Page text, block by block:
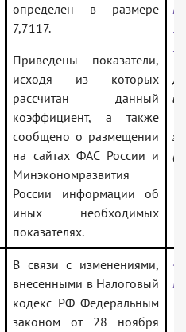
определен в размере
7,7117.
Приведены показатели,
исходя из которых
рассчитан данный
коэффициент, а также
сообщено о размещении
на сайтах ФАС России и
Минэкономразвития
России информации об
иных необходимых
показателях.
—
В связи с изменениями,
внесенными в Налоговый
кодекс РФ Федеральным
законом от 28 ноября